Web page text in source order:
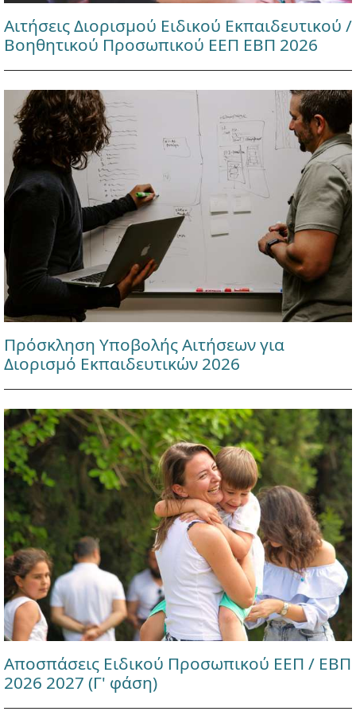
Αιτήσεις Διορισμού Ειδικού Εκπαιδευτικού /
Βοηθητικού Προσωπικού ΕΕΠ ΕΒΠ 2026
Πρόσκληση Υποβολής Αιτήσεων για
Διορισμό Εκπαιδευτικών 2026
Αποσπάσεις Ειδικού Προσωπικού ΕΕΠ / ΕΒΠ
2026 2027 (Γ' φάση)